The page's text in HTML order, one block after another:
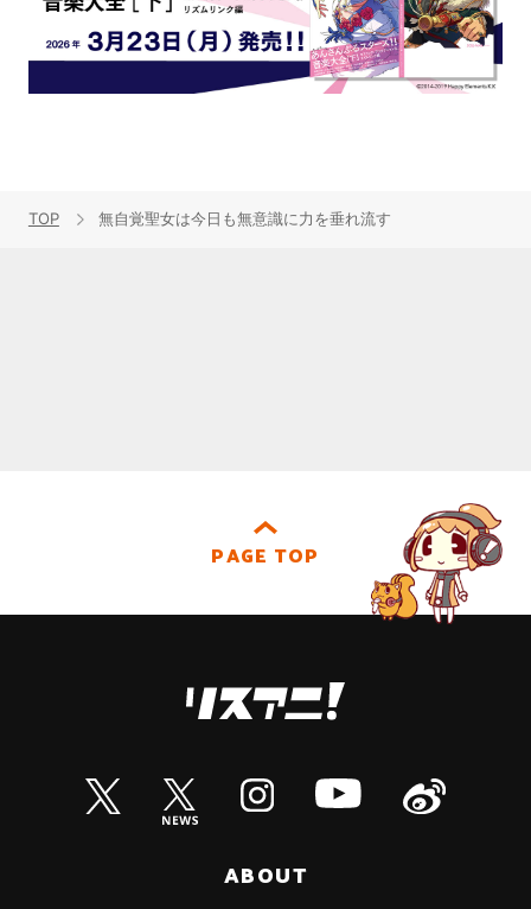
TOP 無自覚聖女は今日も無意識に力を垂れ流す
PAGE TOP
ABOUT